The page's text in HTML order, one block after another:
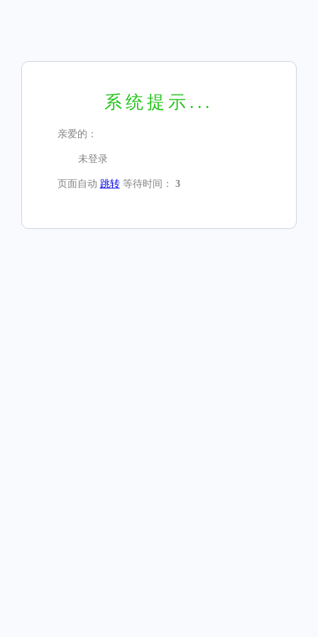
系统提示...
亲爱的：
未登录
页面自动 跳转等待时间： 3